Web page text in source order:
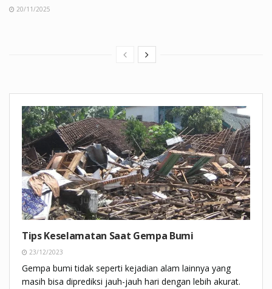
20/11/2025
Tips Keselamatan Saat Gempa Bumi
23/12/2023
Gempa bumi tidak seperti kejadian alam lainnya yang
masih bisa diprediksi jauh-jauh hari dengan lebih akurat.